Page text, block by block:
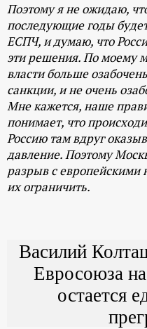
Поэтому я не ожидаю,
последующие годы
ЕСПЧ, и думаю, что
эти решения. По моему
власти больше
санкции, и не очень
Мне кажется, наше
понимает, что
Россию там вдруг
давление. Поэтому
разрыв с европейскими
их ограничить.
Василий
Евросоюза
остается